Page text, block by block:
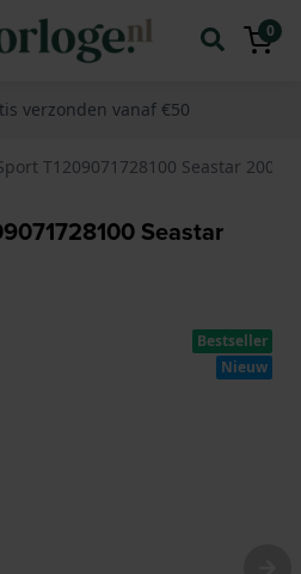
0
verzonden vanaf €50
T1209071728100 Seastar 2000
Seastar
Bestseller
Nieuw